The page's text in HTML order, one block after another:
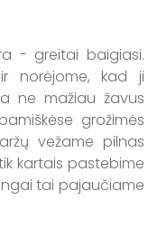
- greitai baigiasi.
norėjome, kad ji
ne mažiau žavus
grožimės
vežame pilnas
kartais pastebime
tai pajaučiame